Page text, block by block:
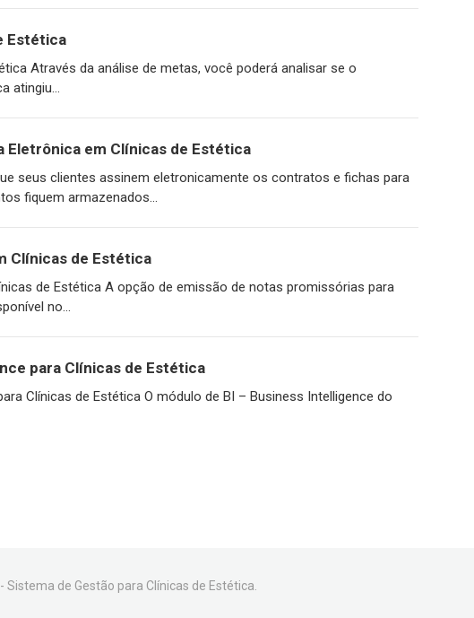
Estética
Através da análise de metas, você poderá analisar se o
atingiu...
Eletrônica em Clínicas de Estética
seus clientes assinem eletronicamente os contratos e fichas para
fiquem armazenados...
Clínicas de Estética
de Estética A opção de emissão de notas promissórias para
no...
para Clínicas de Estética
Clínicas de Estética O módulo de BI – Business Intelligence do
- Sistema de Gestão para Clínicas de Estética.